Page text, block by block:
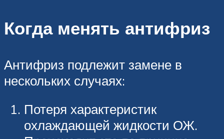
Когда менять антифриз
Антифриз подлежит замене в
нескольких случаях:
Потеря характеристик
охлаждающей жидкости ОЖ.